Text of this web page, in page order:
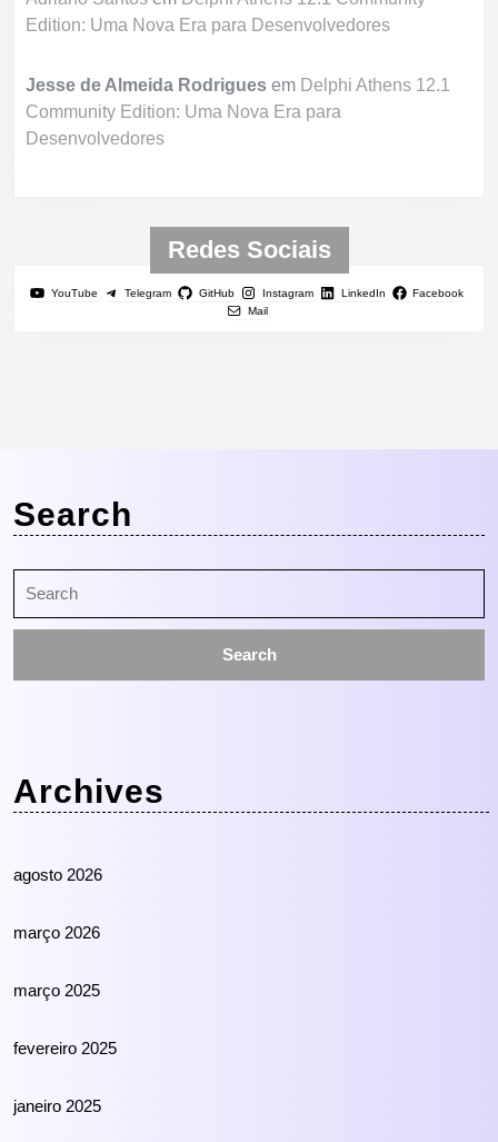
Edition: Uma Nova Era para Desenvolvedores
Jesse de Almeida Rodrigues em Delphi Athens 12.1
Community Edition: Uma Nova Era para
Desenvolvedores
Redes Sociais
YouTube Telegram GitHub Instagram LinkedIn
Facebook
Mail
Search
for:
Archives
agosto 2026
março 2026
março 2025
fevereiro 2025
janeiro 2025